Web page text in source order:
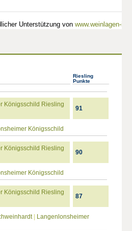
Unterstützung von www.weinlagen-
Riesling
Punkte
Königsschild Riesling
91
Königsschild
Königsschild Riesling
90
Königsschild
Königsschild Riesling
87
|
Langenlonsheimer